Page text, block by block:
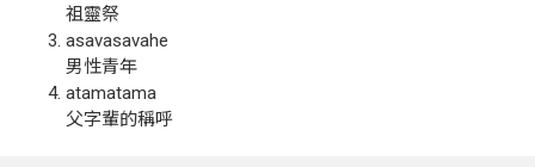
祖靈祭
asavasavahe
男性青年
atamatama
父字輩的稱呼